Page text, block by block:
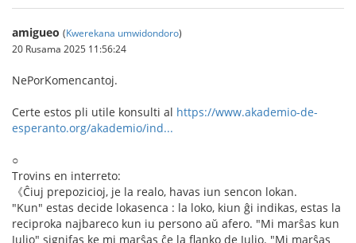
amigueo (Kwerekana umwidondoro)
20 Rusama 2025 11:56:24
NePorKomencantoj.
Certe estos pli utile konsulti al https://www.akademio-de-
esperanto.org/akademio/ind...
○
Trovins en interreto:
《Ĉiuj prepozicioj, je la realo, havas iun sencon lokan.
"Kun" estas decide lokasenca : la loko, kiun ĝi indikas, estas la
reciproka najbareco kun iu persono aŭ afero. "Mi marŝas kun
Julio" signifas ke mi marŝas ĉe la flanko de Julio. "Mi marŝas